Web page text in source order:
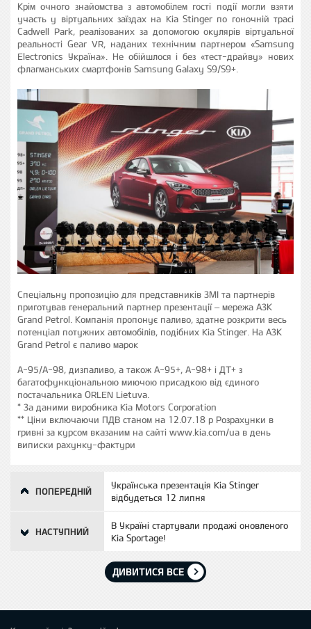
Крім очного знайомства з автомобілем гості події могли взяти
участь у віртуальних заїздах на Kia Stinger по гоночній трасі
Cadwell Park, реалізованих за допомогою окулярів віртуальної
реальності Gear VR, наданих технічним партнером «Samsung
Electronics Україна». Не обійшлося і без «тест-драйву» нових
флагманських смартфонів Samsung Galaxy S9/S9+.
Спеціальну пропозицію для представників ЗМІ та партнерів
приготував генеральний партнер презентації – мережа АЗК
Grand Petrol. Компанія пропонує паливо, здатне розкрити весь
потенціал потужних автомобілів, подібних Kia Stinger. На АЗК
Grand Petrol є паливо марок
А-95/А-98, дизпаливо, а також А-95+, А-98+ і ДТ+ з
багатофункціональною миючою присадкою від єдиного
постачальника ORLEN Lietuva.
* За даними виробника Kia Motors Corporation
** Ціни включаючи ПДВ станом на 12.07.18 р Розрахунки в
гривні за курсом вказаним на сайті www.kia.соm/ua в день
виписки рахунку-фактури
ПОПЕРЕДНІЙ
Українська презентація Kia Stinger
відбудеться 12 липня
НАСТУПНИЙ
В Україні стартували продажі оновленого
Kia Sportage!
ДИВИТИСЯ ВСЕ